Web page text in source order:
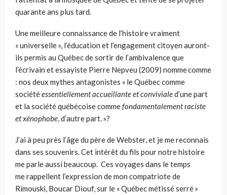
quarante ans plus tard.
Une meilleure connaissance de l’histoire vraiment
« universelle », l’éducation et l’engagement citoyen auront-
ils permis au Québec de sortir de l’ambivalence que
l’écrivain et essayiste Pierre Nepveu (2009) nomme comme
: nos deux mythes antagonistes « le Québec comme
sociétéessentiellement accueillante et convivialed’une part
et la société québécoise commefondamentalement raciste
et xénophobe, d’autre part. »?
J’ai à peu près l’âge du père de Webster,et je me reconnais
dans ses souvenirs. Cet intérêt du fils pour notre histoire
me parle aussi beaucoup. Ces voyages dans le temps
me rappellent l’expression de mon compatriote de
Rimouski, Boucar Diouf, sur le « Québec métissé serré »